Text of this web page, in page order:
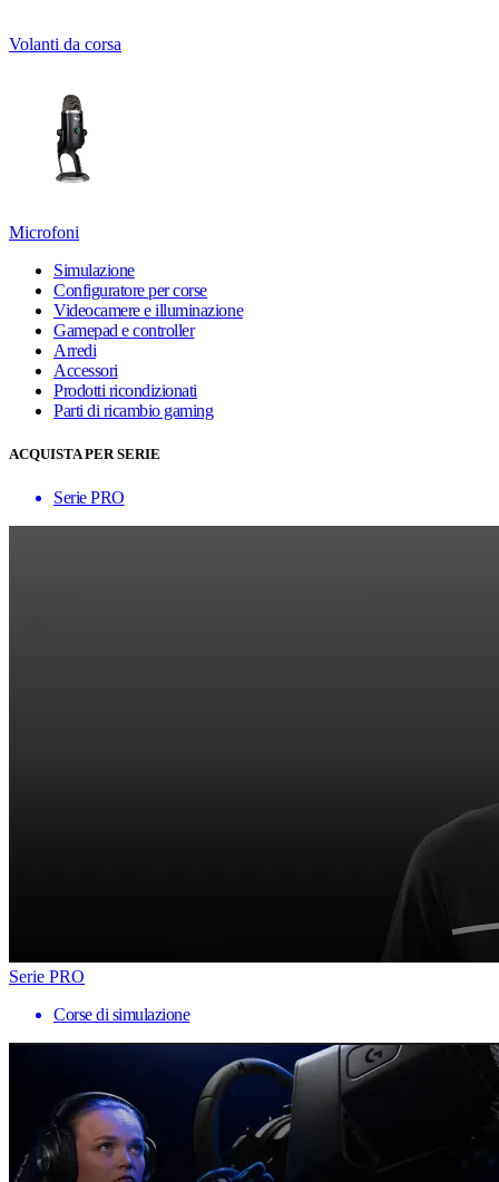
Volanti da corsa
Microfoni
Simulazione
Configuratore per corse
Videocamere e illuminazione
Gamepad e controller
Arredi
Accessori
Prodotti ricondizionati
Parti di ricambio gaming
ACQUISTA PER SERIE
Serie PRO
Serie PRO
Corse di simulazione